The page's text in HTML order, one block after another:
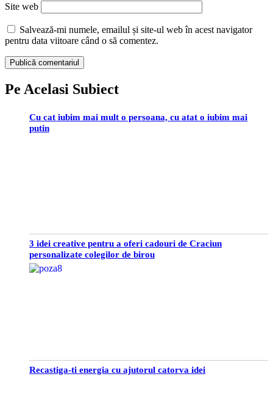
Site web
Salvează-mi numele, emailul și site-ul web în acest navigator
pentru data viitoare când o să comentez.
Pe Acelasi Subiect
Cu cat iubim mai mult o persoana, cu atat o iubim mai
putin
3 idei creative pentru a oferi cadouri de Craciun
personalizate colegilor de birou
Recastiga-ti energia cu ajutorul catorva idei